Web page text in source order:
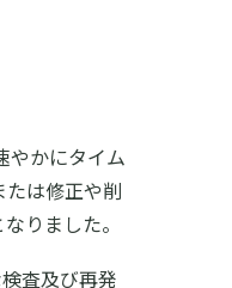
やかにタイム
は修正や削
りました。
査及び再発